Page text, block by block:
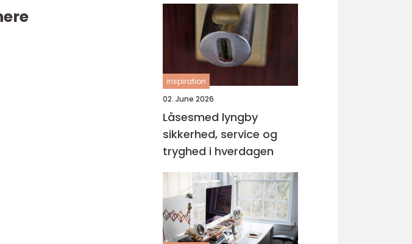
inspiration
02. June 2026
Låsesmed lyngby
sikkerhed, service og
tryghed i hverdagen